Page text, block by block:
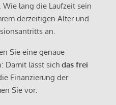
Wie lang die Laufzeit sein
derzeitigen Alter und
an.
Sie eine genaue
Damit lässt sich das frei
Finanzierung der
Sie vor: